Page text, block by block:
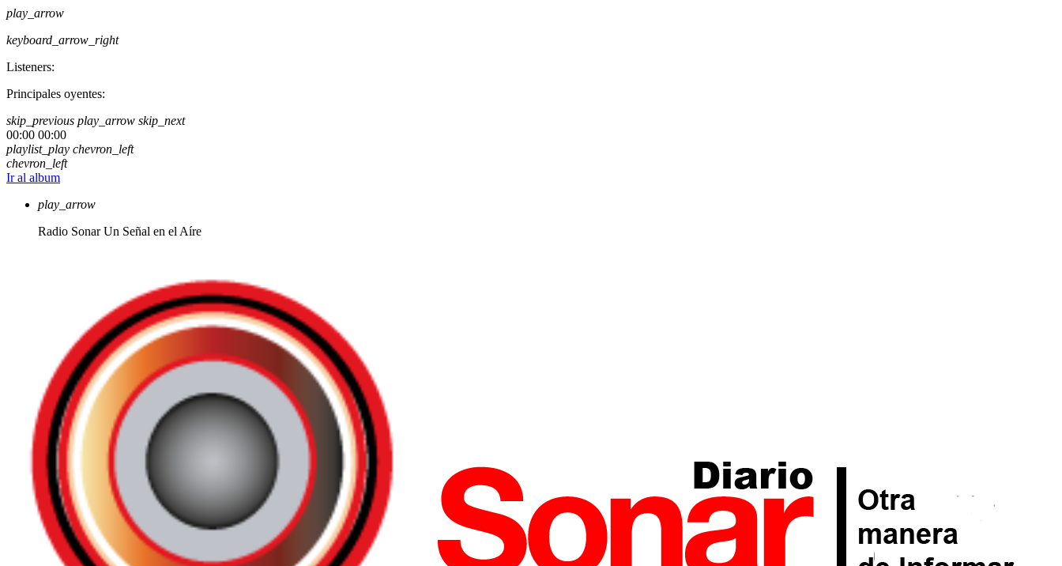
play_arrow
keyboard_arrow_right
Listeners:
Principales oyentes:
skip_previous play_arrow skip_next
00:00 00:00
playlist_play chevron_left
chevron_left
Ir al album
play_arrow
Radio Sonar Un Señal en el Aíre